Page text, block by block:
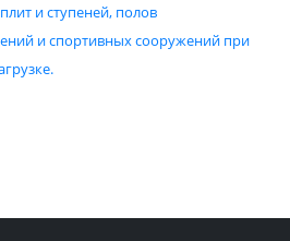
и ступеней, полов
и спортивных сооружений при